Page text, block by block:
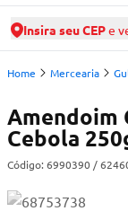
Insira seu CEPe
Home Mercearia
Amendoim
Cebola
Código: 6990390 /